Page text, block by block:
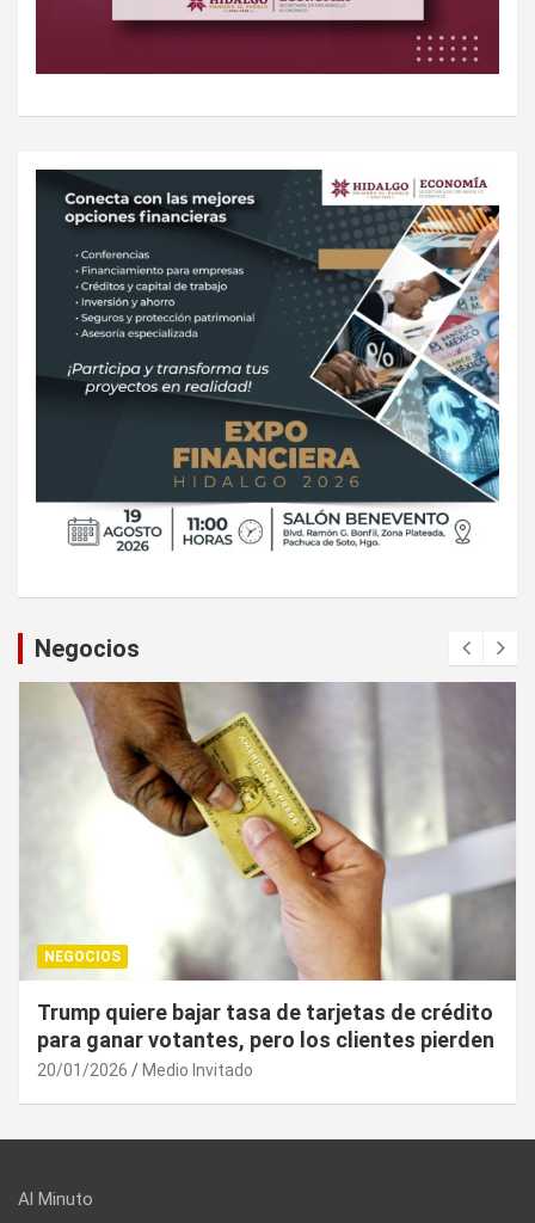
Negocios
NEGOCIOS
¿Cuál es el “arma nuclear económica” que la
UE puede utilizar contra EU?
20/01/2026 Medio Invitado
Al Minuto